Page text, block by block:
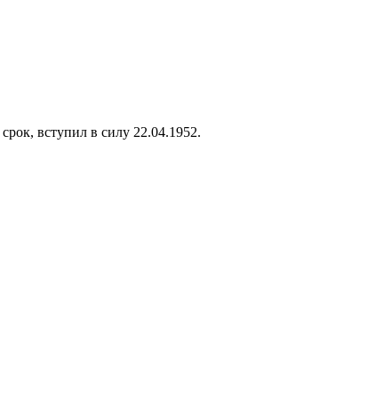
вступил в силу 22.04.1952.